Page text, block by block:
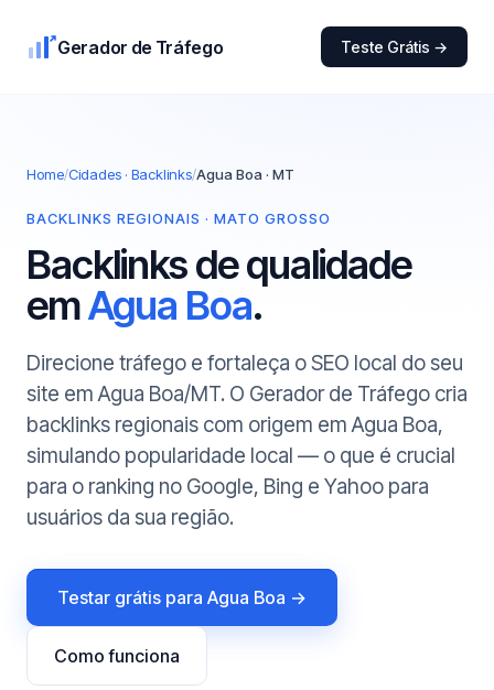
Gerador de Tráfego Teste Grátis →
Home/Cidades · Backlinks/Agua Boa · MT
BACKLINKS REGIONAIS · MATO GROSSO
Backlinks de qualidade
emAgua Boa.
Direcione tráfego e fortaleça o SEO local do seu
site em Agua Boa/MT. O Gerador de Tráfego cria
backlinks regionais com origem em Agua Boa,
simulando popularidade local — o que é crucial
para o ranking no Google, Bing e Yahoo para
usuários da sua região.
Testar grátis para Agua Boa →
Como funciona